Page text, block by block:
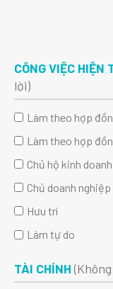
CÔNG VIỆC HIỆN
lời)
Làm theo hợp
Làm theo hợp
Chủ hộ kinh
Chủ doanh nghiệp
Hưu trí
Làm tự do
TÀI CHÍNH